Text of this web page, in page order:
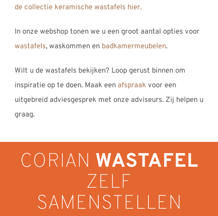
de collectie keramische wastafels hier.
In onze webshop tonen we u een groot aantal opties voor
wastafels, waskommen en badkamermeubelen.
Wilt u de wastafels bekijken? Loop gerust binnen om
inspiratie op te doen. Maak een afspraakvoor een
uitgebreid adviesgesprek met onze adviseurs. Zij helpen u
graag.
CORIAN WASTAFEL
ZELF
SAMENSTELLEN